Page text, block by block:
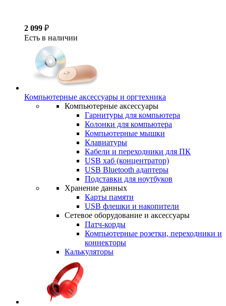
2 099 ₽
Есть в наличии
Компьютерные аксессуары и оргтехника
Компьютерные аксессуары
Гарнитуры для компьютера
Колонки для компьютера
Компьютерные мышки
Клавиатуры
Кабели и переходники для ПК
USB хаб (концентратор)
USB Bluetooth адаптеры
Подставки для ноутбуков
Хранение данных
Карты памяти
USB флешки и накопители
Сетевое оборудование и аксессуары
Патч-корды
Компьютерные розетки, переходники и
коннекторы
Калькуляторы